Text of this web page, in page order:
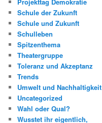
Schule der Zukunft
Schule und Zukunft
Schulleben
Spitzenthema
Theatergruppe
Toleranz und Akzeptanz
Trends
Umwelt und Nachhaltigkeit
Uncategorized
Wahl oder Qual?
Wusstet ihr eigentlich,